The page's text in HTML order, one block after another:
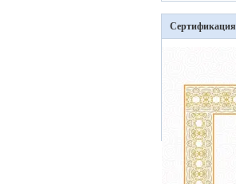
Сертификация